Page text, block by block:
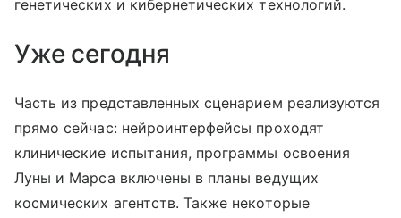
генетических и кибернетических технологий.
Уже сегодня
Часть из представленных сценарием реализуются
прямо сейчас: нейроинтерфейсы проходят
клинические испытания, программы освоения
Луны и Марса включены в планы ведущих
космических агентств. Также некоторые